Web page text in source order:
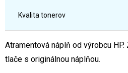
Kvalita tonerov
Atramentová náplň od výrobcu
tlače s originálnou náplňou.